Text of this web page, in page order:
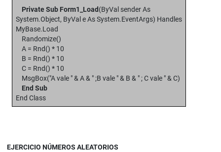
Private Sub Form1_Load (ByVal sender As
System.Object, ByVal e As System.EventArgs) Handles
MyBase.Load
Randomize()
A = Rnd() * 10
B = Rnd() * 10
C = Rnd() * 10
MsgBox("A vale " & A & " ;B vale " & B & " ; C vale " & C)
End Sub
End Class
EJERCICIO NÚMEROS ALEATORIOS